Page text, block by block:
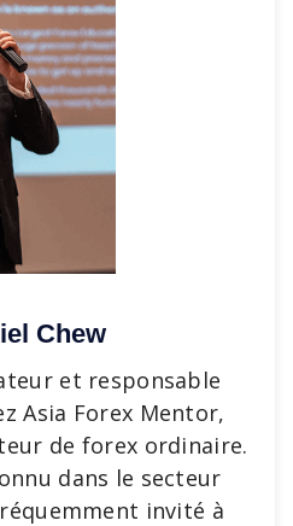
Chew
et responsable
Asia Forex Mentor,
de forex ordinaire.
dans le secteur
invité à